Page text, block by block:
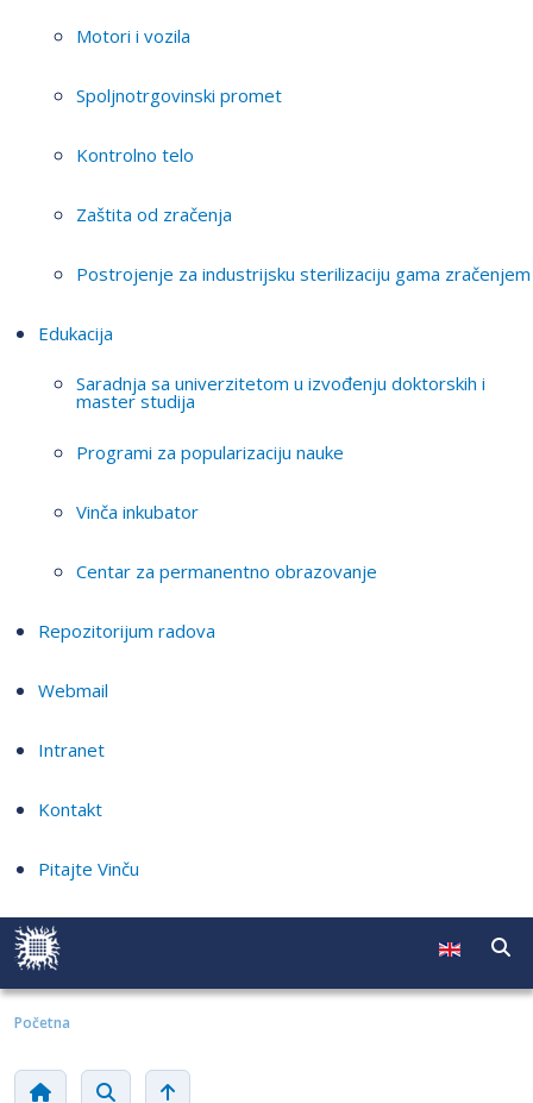
Motori i vozila
Spoljnotrgovinski promet
Kontrolno telo
Zaštita od zračenja
Postrojenje za industrijsku sterilizaciju gama zračenjem
Edukacija
Saradnja sa univerzitetom u izvođenju doktorskih i
master studija
Programi za popularizaciju nauke
Vinča inkubator
Centar za permanentno obrazovanje
Repozitorijum radova
Webmail
Intranet
Kontakt
Pitajte Vinču
Početna